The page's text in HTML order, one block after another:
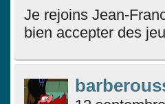
Je rejoins Jean-
bien accepter des